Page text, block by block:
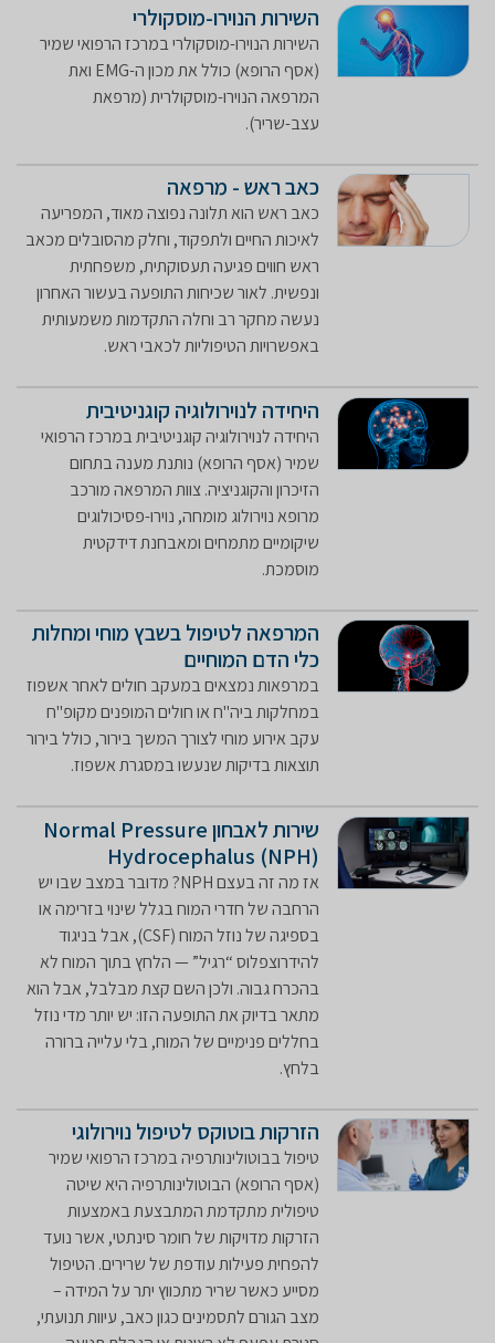
השירות הנוירו-מוסקולרי
​השירות הנוירו-מוסקולרי במרכז הרפואי שמיר
(אסף הרופא) כולל את מכון ה-EMG ואת
המרפאה הנוירו-מוסקולרית (מרפאת
עצב-שריר).
כאב ראש - מרפאה
כאב ראש הוא תלונה נפוצה מאוד, המפריעה
לאיכות החיים ולתפקוד, וחלק מהסובלים מכאב
ראש חווים פגיעה תעסוקתית, משפחתית
ונפשית. לאור שכיחות התופעה בעשור האחרון
נעשה מחקר רב וחלה התקדמות משמעותית
באפשרויות הטיפוליות לכאבי ראש.
היחידה לנוירולוגיה קוגניטיבית
היחידה לנוירולוגיה קוגניטיבית במרכז הרפואי
שמיר (אסף הרופא) נותנת מענה בתחום
הזיכרון והקוגניציה. צוות המרפאה מורכב
מרופא נוירולוג מומחה, נוירו-פסיכולוגים
שיקומיים מתמחים ומאבחנת דידקטית
מוסמכת.
המרפאה לטיפול בשבץ מוחי ומחלות
כלי הדם המוחיים
במרפאות נמצאים במעקב חולים לאחר אשפוז
במחלקות ביה"ח או חולים המופנים מקופ"ח
עקב אירוע מוחי לצורך המשך בירור, כולל בירור
תוצאות בדיקות שנעשו במסגרת אשפוז.
שירות לאבחון Normal Pressure
Hydrocephalus (NPH)
אז מה זה בעצם NPH? מדובר במצב שבו יש
הרחבה של חדרי המוח בגלל שינוי בזרימה או
בספיגה של נוזל המוח (CSF), אבל בניגוד
להידרוצפלוס “רגיל” — הלחץ בתוך המוח לא
בהכרח גבוה. ולכן השם קצת מבלבל, אבל הוא
מתאר בדיוק את התופעה הזו: יש יותר מדי נוזל
בחללים פנימיים של המוח, בלי עלייה ברורה
בלחץ.
הזרקות בוטוקס לטיפול נוירולוגי
טיפול בבוטולינותרפיה במרכז הרפואי שמיר
(אסף הרופא) הבוטולינותרפיה היא שיטה
טיפולית מתקדמת המתבצעת באמצעות
הזרקות מדויקות של חומר סינתטי, אשר נועד
להפחית פעילות עודפת של שרירים. הטיפול
מסייע כאשר שריר מתכווץ יתר על המידה –
מצב הגורם לתסמינים כגון כאב, עיוות תנועתי,